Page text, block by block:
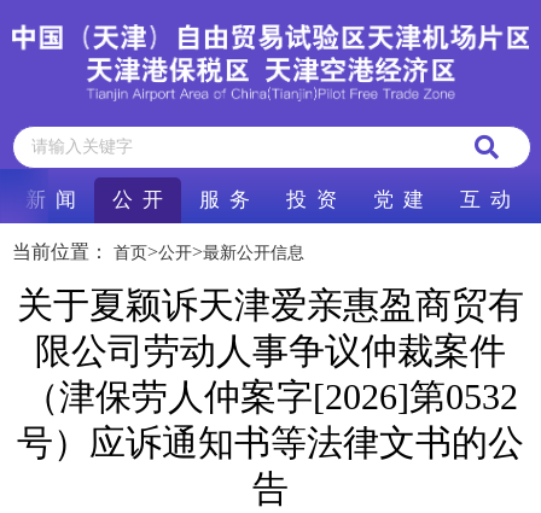
新 闻 公 开 服 务 投 资 党 建 互 动
当前位置： 首页>公开>最新公开信息
​关于夏颖诉天津爱亲惠盈商贸有
限公司劳动人事争议仲裁案件
（津保劳人仲案字[2026]第0532
号）应诉通知书等法律文书的公
告